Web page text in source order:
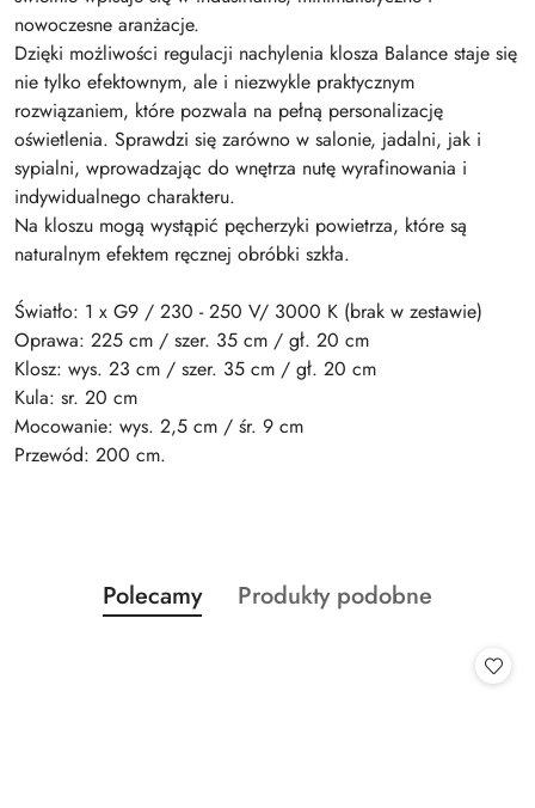
nowoczesne aranżacje.
Dzięki możliwości regulacji nachylenia klosza Balance staje się
nie tylko efektownym, ale i niezwykle praktycznym
rozwiązaniem, które pozwala na pełną personalizację
oświetlenia. Sprawdzi się zarówno w salonie, jadalni, jak i
sypialni, wprowadzając do wnętrza nutę wyrafinowania i
indywidualnego charakteru.
Na kloszu mogą wystąpić pęcherzyki powietrza, które są
naturalnym efektem ręcznej obróbki szkła.
Światło: 1 x G9 / 230 - 250 V/ 3000 K (brak w zestawie)
Oprawa: 225 cm / szer. 35 cm / gł. 20 cm
Klosz: wys. 23 cm / szer. 35 cm / gł. 20 cm
Kula: sr. 20 cm
Mocowanie: wys. 2,5 cm / śr. 9 cm
Przewód: 200 cm.
Pomiń karuzelę produktów
Produkty
o
Polecamy
Produkty
Produkty podobne